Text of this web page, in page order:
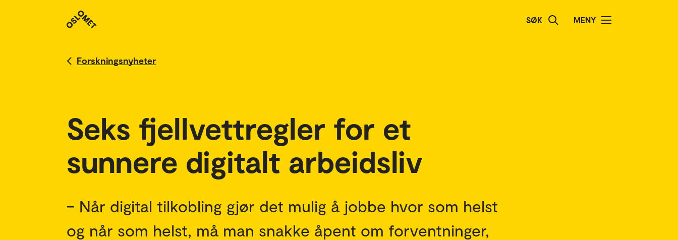
SØK MENY
Forskningsnyheter
Seks fjellvettregler for et
sunnere digitalt arbeidsliv
– Når digital tilkobling gjør det mulig å jobbe hvor som helst
og når som helst, må man snakke åpent om forventninger,